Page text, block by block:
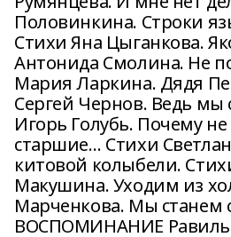
Половинкина. Строки
Стихи Яна Цыганкова.
Антонида Смолина. Не
Мария Ларкина. Дядя
Сергей Чернов. Ведь мы
Игорь Голубь. Почему
старшие… Стихи
китовой колыбели.
Макушина. Уходим из
Марченкова. Мы станем
ВОСПОМИНАНИЕ Равиль